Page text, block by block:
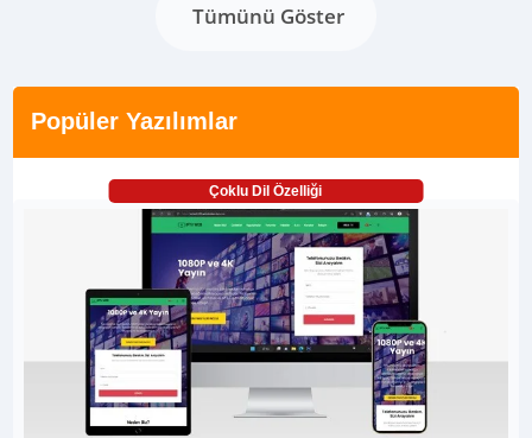
Tümünü Göster
Popüler Yazılımlar
Çoklu Dil Özelliği